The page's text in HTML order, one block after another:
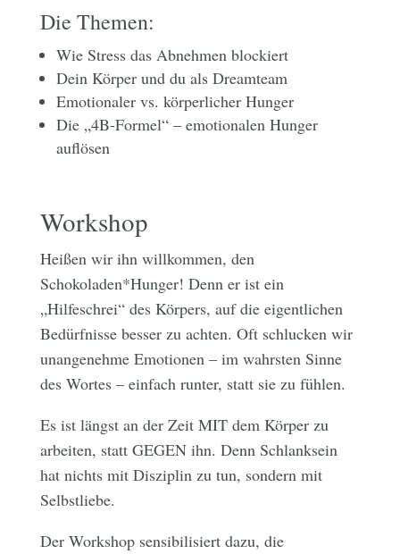
Die Themen:
Wie Stress das Abnehmen blockiert
Dein Körper und du als Dreamteam
Emotionaler vs. körperlicher Hunger
Die „4B-Formel“ – emotionalen Hunger
auflösen
Workshop
Heißen wir ihn willkommen, den
Schokoladen*Hunger! Denn er ist ein
„Hilfeschrei“ des Körpers, auf die eigentlichen
Bedürfnisse besser zu achten. Oft schlucken wir
unangenehme Emotionen – im wahrsten Sinne
des Wortes – einfach runter, statt sie zu fühlen.
Es ist längst an der Zeit MIT dem Körper zu
arbeiten, statt GEGEN ihn. Denn Schlanksein
hat nichts mit Disziplin zu tun, sondern mit
Selbstliebe.
Der Workshop sensibilisiert dazu, die